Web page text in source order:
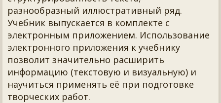
разнообразный иллюстративный ряд.
Учебник выпускается в комплекте с
электронным приложением. Использование
электронного приложения к учебнику
позволит значительно расширить
информацию (текстовую и визуальную) и
научиться применять её при подготовке
творческих работ.